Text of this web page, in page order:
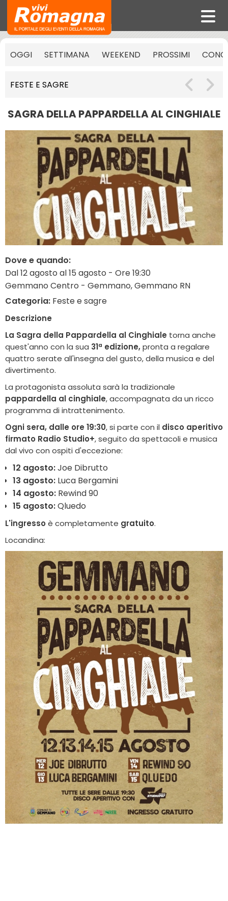
OGGI SETTIMANA WEEKEND PROSSIMI
FESTE E SAGRE
SAGRA DELLA PAPPARDELLA AL CINGHIALE
Dove e quando:
Dal 12 agosto al 15 agosto - Ore 19:30
Gemmano Centro - Gemmano, Gemmano RN
Categoria: Feste e sagre
Descrizione
La Sagra della Pappardella al Cinghiale torna anche
quest'anno con la sua 31ª edizione,pronta a regalare
quattro serate all'insegna del gusto, della musica e del
divertimento.
La protagonista assoluta sarà la tradizionale
pappardella al cinghiale, accompagnata da un ricco
programma di intrattenimento.
Ogni sera, dalle ore 19:30, si parte con il disco aperitivo
firmato Radio Studio+, seguito da spettacoli e musica
dal vivo con ospiti d'eccezione:
12 agosto:Joe Dibrutto
13 agosto: Luca Bergamini
14 agosto: Rewind 90
15 agosto:Qluedo
L'ingresso è completamente gratuito.
Locandina: